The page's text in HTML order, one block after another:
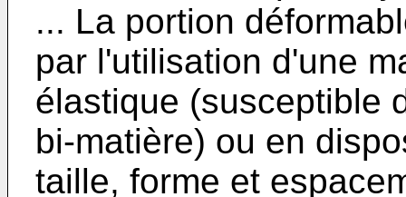
... La portion
par l'utilisation d'une
élastique (susceptible
bi-matière) ou en
taille, forme et